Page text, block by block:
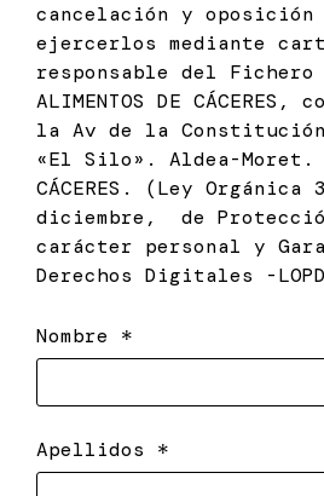
cancelación y oposición
ejercerlos mediante
responsable del Fichero
ALIMENTOS DE
la Av de la
«El Silo». Aldea-Moret.
CÁCERES. (Ley
diciembre, de
carácter personal y
Derechos Digitales -
Nombre *
Apellidos *